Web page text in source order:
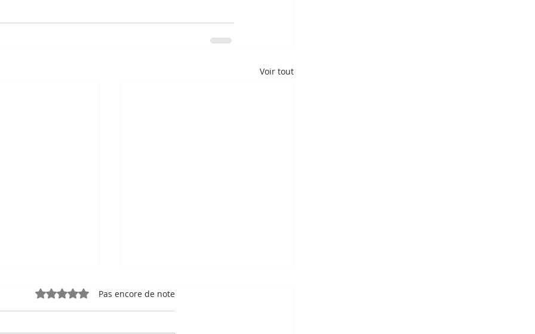
Voir tout
Noté 0 étoile sur 5.Pas encore de note